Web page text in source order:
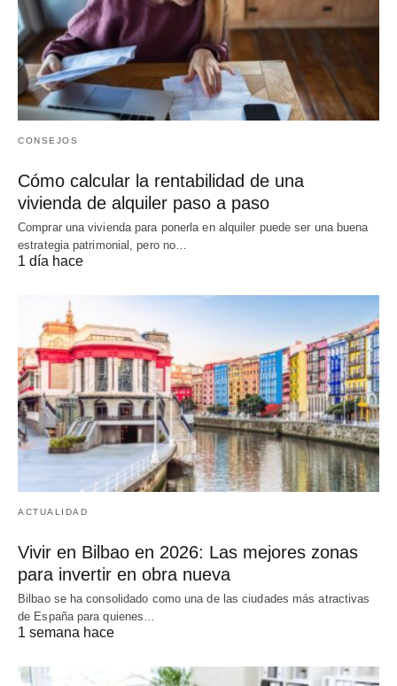
CONSEJOS
Cómo calcular la rentabilidad de una
vivienda de alquiler paso a paso
Comprar una vivienda para ponerla en alquiler puede ser una buena
estrategia patrimonial, pero no…
1 día hace
ACTUALIDAD
Vivir en Bilbao en 2026: Las mejores zonas
para invertir en obra nueva
Bilbao se ha consolidado como una de las ciudades más atractivas
de España para quienes…
1 semana hace